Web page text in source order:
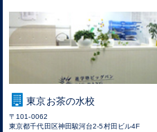
東京お茶の水校
〒101-0062
東京都千代田区神田駿河台2-5村田ビル4F